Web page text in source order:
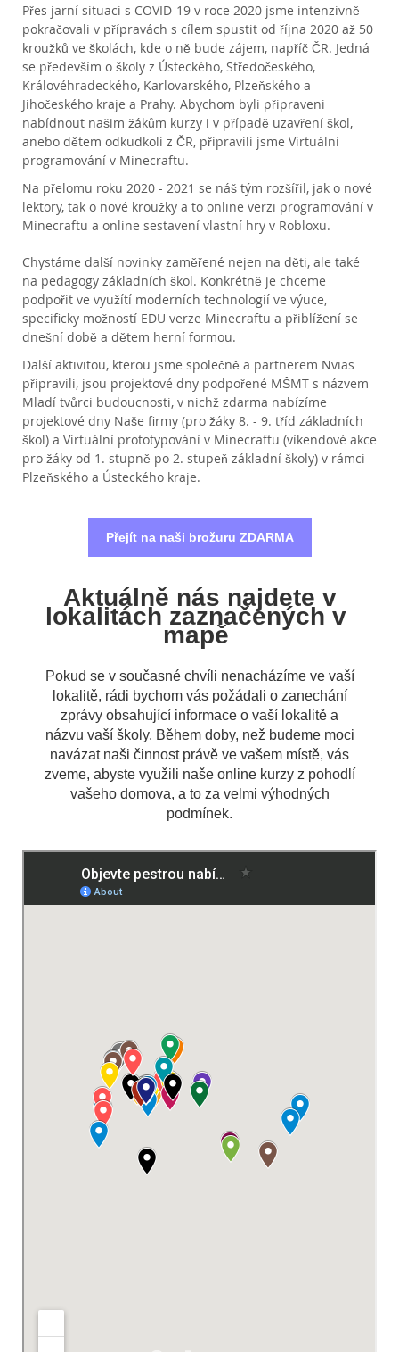
Přes jarní situaci s COVID-19 v roce 2020 jsme intenzivně
pokračovali v přípravách s cílem spustit od října 2020 až 50
kroužků ve školách, kde o ně bude zájem, napříč ČR. Jedná
se především o školy z Ústeckého, Středočeského,
Královéhradeckého, Karlovarského, Plzeňského a
Jihočeského kraje a Prahy. Abychom byli připraveni
nabídnout našim žákům kurzy i v případě uzavření škol,
anebo dětem odkudkoli z ČR, připravili jsme Virtuální
programování v Minecraftu.
Na přelomu roku 2020 - 2021 se náš tým rozšířil, jak o nové
lektory, tak o nové kroužky a to online verzi programování v
Minecraftu a online sestavení vlastní hry v Robloxu.
Chystáme další novinky zaměřené nejen na děti, ale také
na pedagogy základních škol. Konkrétně je chceme
podpořit ve využítí moderních technologií ve výuce,
specificky možností EDU verze Minecraftu a přiblížení se
dnešní době a dětem herní formou.
Další aktivitou, kterou jsme společně a partnerem Nvias
připravili, jsou projektové dny podpořené MŠMT s názvem
Mladí tvůrci budoucnosti, v nichž zdarma nabízíme
projektové dny Naše firmy (pro žáky 8. - 9. tříd základních
škol) a Virtuální prototypování v Minecraftu (víkendové akce
pro žáky od 1. stupně po 2. stupeň základní školy) v rámci
Plzeňského a Ústeckého kraje.
Přejít na naši brožuru ZDARMA
lokalitách zaznačených v
mapě
Pokud se v současné chvíli nenacházíme ve vaší
lokalitě, rádi bychom vás požádali o zanechání
zprávy obsahující informace o vaší lokalitě a
názvu vaší školy. Během doby, než budeme moci
navázat naši činnost právě ve vašem místě, vás
zveme, abyste využili naše online kurzy z pohodlí
vašeho domova, a to za velmi výhodných
podmínek.